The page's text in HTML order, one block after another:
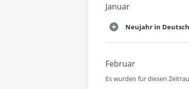
Januar
Neujahr in
Februar
Es wurden für diesen